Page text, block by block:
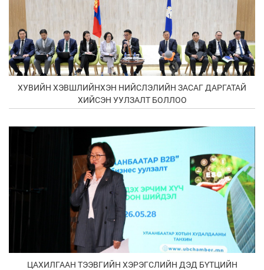
ХУВИЙН ХЭВШЛИЙНХЭН НИЙСЛЭЛИЙН ЗАСАГ ДАРГАТАЙ
ХИЙСЭН УУЛЗАЛТ БОЛЛОО
ЦАХИЛГААН ТЭЭВГИЙН ХЭРЭГСЛИЙН ДЭД БҮТЦИЙН